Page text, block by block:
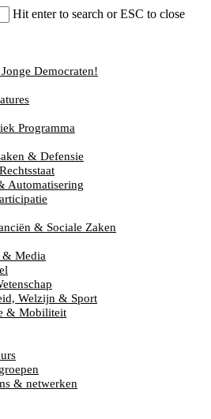
Hit enter to search or ESC to close
Democraten!
Programma
& Defensie
Automatisering
& Sociale Zaken
Media
Welzijn & Sport
& Mobiliteit
& netwerken